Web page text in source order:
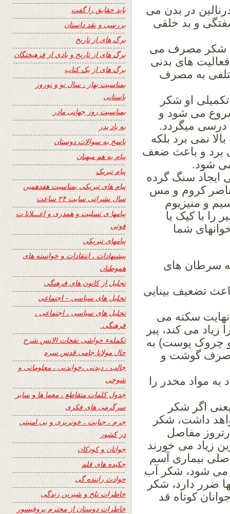
در بدن می
و بد خلقی
شکر مصرف می
های بدنی
مختلفی به مصرف
او شکر
می شود و
میگردد.
نمی برد بلکه
برد و باعث ضعف
می شود.
ایجاد سنگ گرده
کروم و مس
و منیزیوم
را با کیک یا
شما
سرطان های
تضعیف بینایی
سکته می
می کند، پیر
چروک پوست) به
گوشت و
به مواد مخدر را
اگر شکر
داشت، شکر
مفاصل
زیاد می خورند
بیماری آسم
شود، شکر آب
ضرر دارد، شکر
کوتاه قد
باید حقایق را گفت
بررسی و نقد داستان
برگ های از تاریخ
برگ های از تاریخ و یادی از فرهیختگان
برگ های از یک کتاب
بمناسبت بهار ، سال نو و نوروز
باستانی
بمناسبت روز جهانی مادر
به یاد پدر
پاسخ به سوالات دوستان
پیام به هم میهنان
پیام تبریک
پیام های تبریکی بمناسبت هفدهمین
سال نشراتی سایت ۲۴ ساعت
پیامها ی تسلیت و همدری و اعـــلانا ت
فوتی
پیامهای تبریکی
پیشنهادات ، انتقادات و خواسته های
هموطنان
تجلیل از کانون های فرهنگی
تحلیل های سیاسی – اجتماعی
تحلیل های سیاسی ، اجتماعی ،
فرهنگی.
تکملهء حواشی نفحات الانس شرح
حال مولانا جامی قدس سره
جالب ، دیدنی ،خواندنی ، معلوماتی و
شوخی
جدول کلمات متقاطع ، معما ها و سایر
سرگرمی های فکری
جرم ، جنایت ، خونریزی و بی امنیتی
در کشور
جوانان و کودکان
چکیده های قلم
حوادث راننده گی
خاطرات تلخ و شیرین زندگی
خاطرات دوستان از محترم پروفیسور